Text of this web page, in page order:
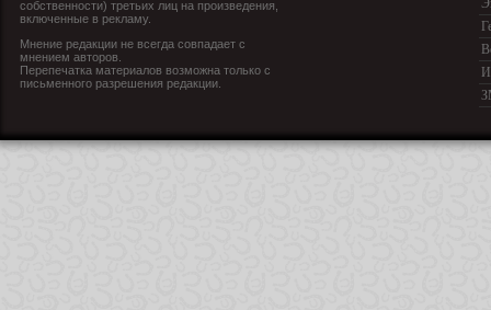
собственности) третьих лиц на произведения,
включенные в рекламу.
Мнение редакции не всегда совпадает с
мнением авторов.
Перепечатка материалов возможна только с
письменного разрешения редакции.